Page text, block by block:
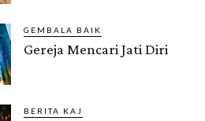
GEMBALA BAIK
Gereja Mencari Jati Diri
BERITA KAJ